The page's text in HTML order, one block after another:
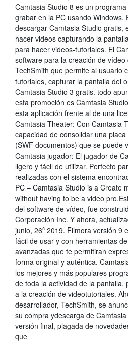
Camtasia Studio 8 es un
grabar en la PC usando Windows.
descargar Camtasia Studio gratis,
hacer videos capturando la
para hacer videos-tutoriales. El
software para la creación de
TechSmith que permite al usuario
tutoriales, capturar la pantalla del
Camtasia Studio 3 gratis. todo
esta promoción es Camtasia
esta aplicación frente al de una
Camtasia Theater: Con Camtasia
capacidad de consolidar una
(SWF documentos) que se puede
Camtasia jugador: El jugador de
ligero y fácil de utilizar. Perfecto
realizadas con el sistema
PC – Camtasia Studio is a Create
without having to be a video
del software de vídeo, fue
Corporación Inc. Y ahora,
junio, 26º 2019. Filmora versión 9
fácil de usar y con herramientas
avanzadas que te permitiran
forma original y auténtica.
los mejores y más populares
de toda la actividad de la pantalla,
a la creación de videotutoriales.
desarrollador, TechSmith, se
su compra ydescarga de
versión final, plagada de
que